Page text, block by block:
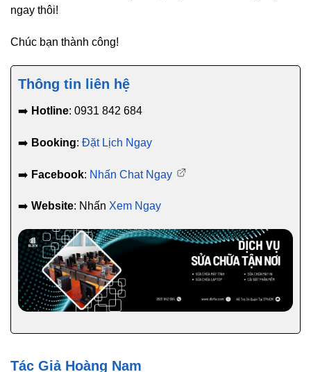
ngay thôi!
Chúc bạn thành công!
Thông tin liên hệ
➡️ Hotline: 0931 842 684
➡️ Booking: Đặt Lịch Ngay
➡️ Facebook: Nhấn Chat Ngay
➡️ Website: Nhấn Xem Ngay
Tác Giả Hoàng Nam